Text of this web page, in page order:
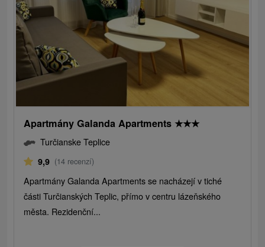
Apartmány Galanda Apartments ★★★
Turčianske Teplice
9,9 (14 recenzí)
Apartmány Galanda Apartments se nacházejí v tiché
části Turčianských Teplic, přímo v centru lázeňského
města. Rezidenční...